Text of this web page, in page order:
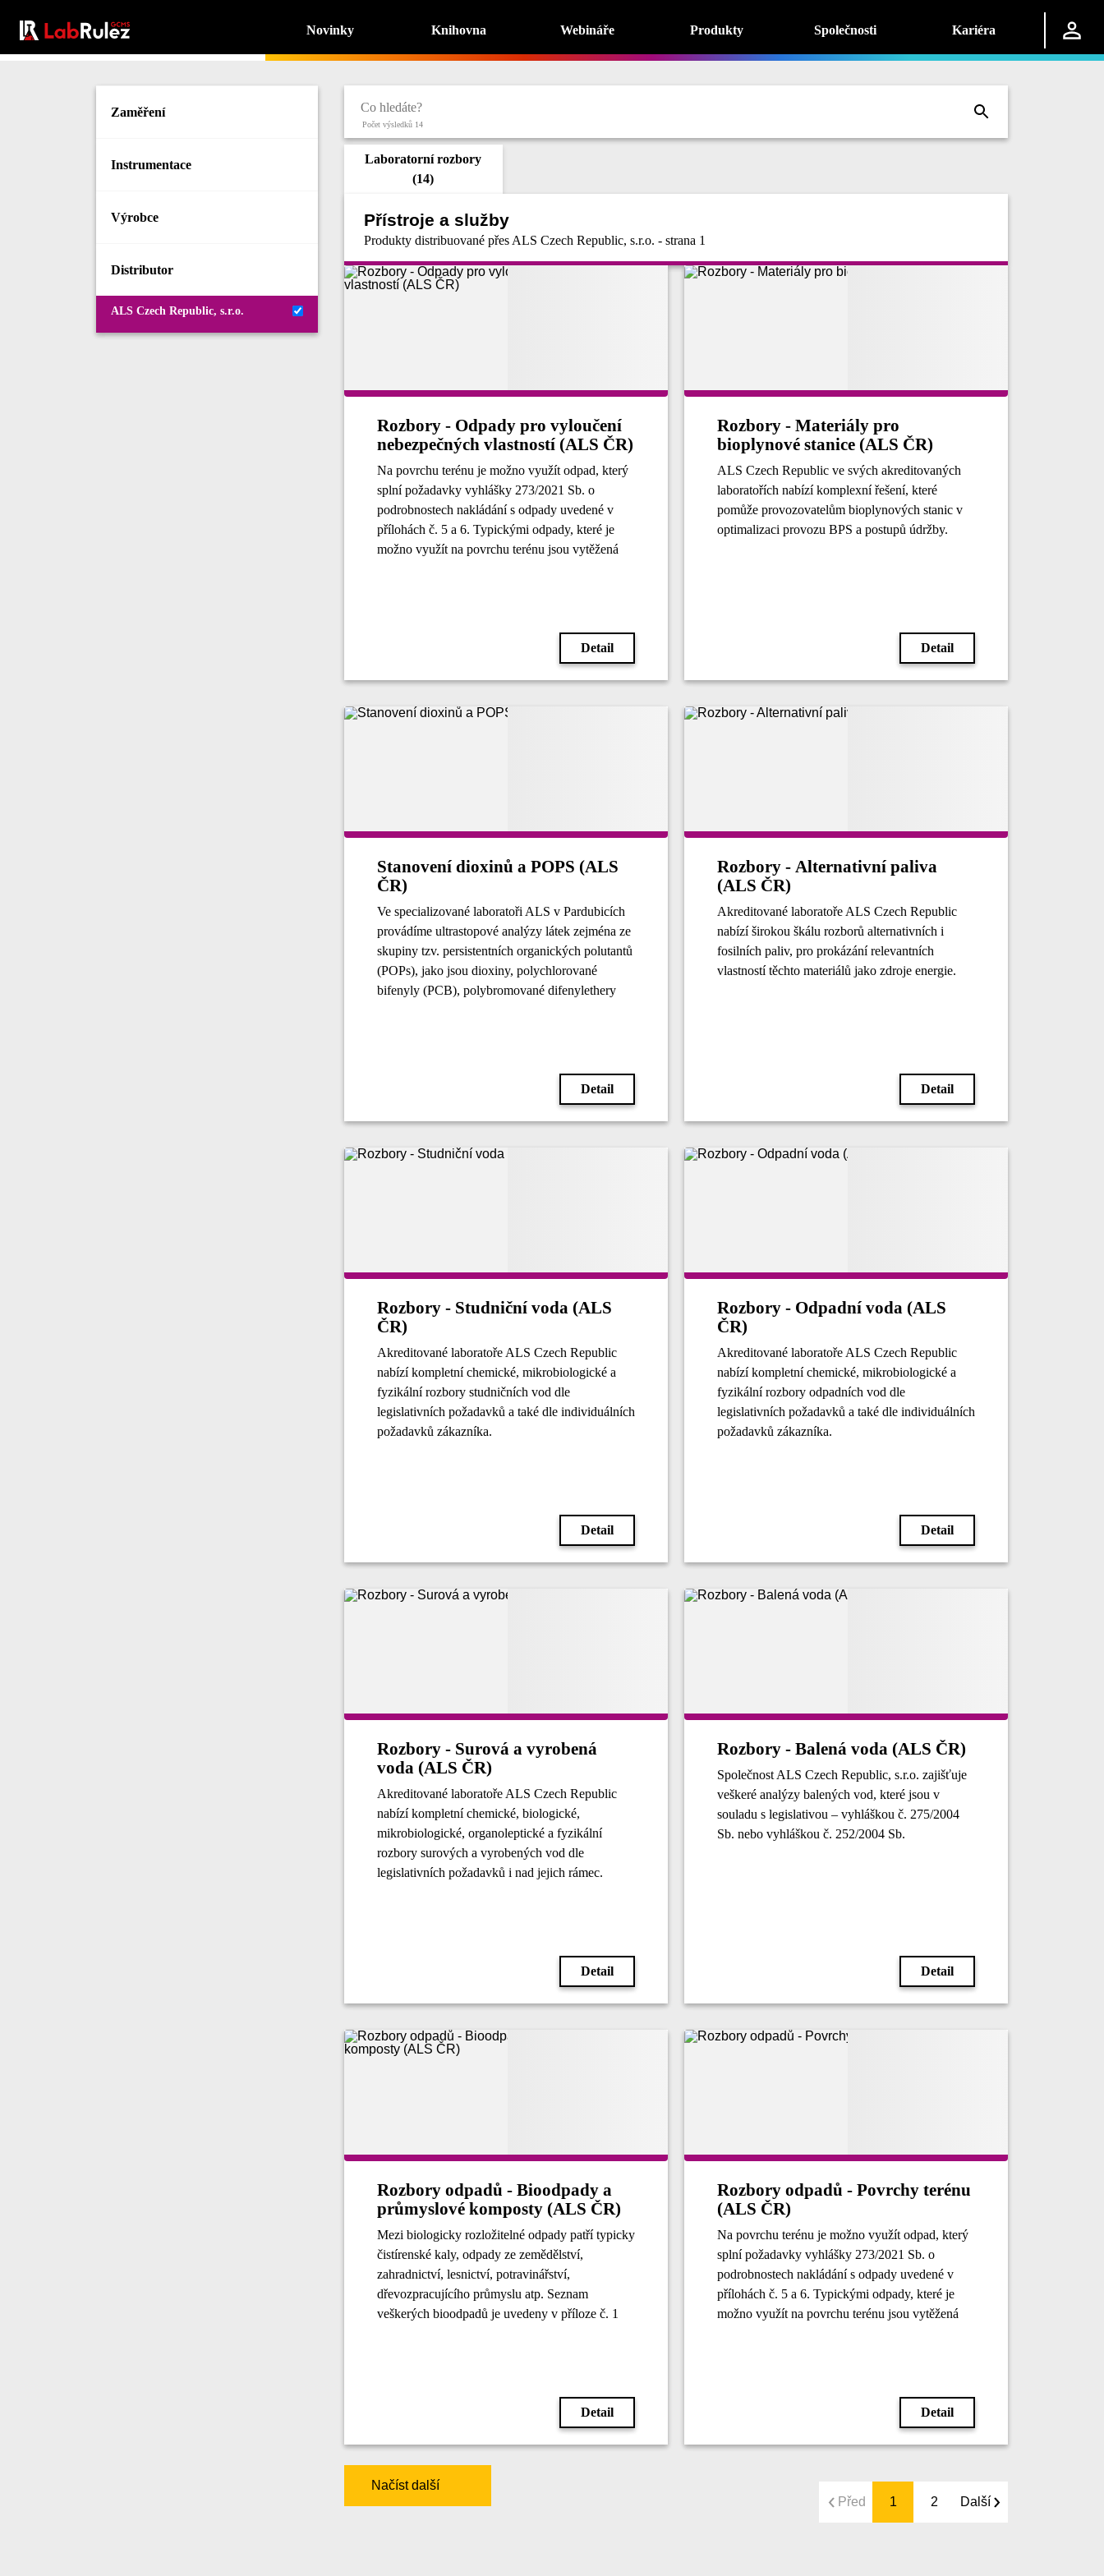
Novinky Knihovna Webináře Produkty Společnosti Kariéra
Zaměření
Instrumentace
Výrobce
Distributor
ALS Czech Republic, s.r.o.
Počet výsledků 14
Laboratorní rozbory
(14)
Přístroje a služby
Produkty distribuované přes ALS Czech Republic, s.r.o. - strana 1
Rozbory - Odpady pro vyloučení
nebezpečných vlastností (ALS ČR)
Na povrchu terénu je možno využít odpad, který
splní požadavky vyhlášky 273/2021 Sb. o
podrobnostech nakládání s odpady uvedené v
přílohách č. 5 a 6. Typickými odpady, které je
možno využít na povrchu terénu jsou vytěžená
Detail
Rozbory - Materiály pro
bioplynové stanice (ALS ČR)
ALS Czech Republic ve svých akreditovaných
laboratořích nabízí komplexní řešení, které
pomůže provozovatelům bioplynových stanic v
optimalizaci provozu BPS a postupů údržby.
Detail
Stanovení dioxinů a POPS (ALS
ČR)
Ve specializované laboratoři ALS v Pardubicích
provádíme ultrastopové analýzy látek zejména ze
skupiny tzv. persistentních organických polutantů
(POPs), jako jsou dioxiny, polychlorované
bifenyly (PCB), polybromované difenylethery
souladu s normami US EPA, EN a ČSN ISO.
Detail
Rozbory - Alternativní paliva
(ALS ČR)
Akreditované laboratoře ALS Czech Republic
nabízí širokou škálu rozborů alternativních i
fosilních paliv, pro prokázání relevantních
vlastností těchto materiálů jako zdroje energie.
Detail
Rozbory - Studniční voda (ALS
ČR)
Akreditované laboratoře ALS Czech Republic
nabízí kompletní chemické, mikrobiologické a
fyzikální rozbory studničních vod dle
legislativních požadavků a také dle individuálních
požadavků zákazníka.
Detail
Rozbory - Odpadní voda (ALS
ČR)
Akreditované laboratoře ALS Czech Republic
nabízí kompletní chemické, mikrobiologické a
fyzikální rozbory odpadních vod dle
legislativních požadavků a také dle individuálních
požadavků zákazníka.
Detail
Rozbory - Surová a vyrobená
voda (ALS ČR)
Akreditované laboratoře ALS Czech Republic
nabízí kompletní chemické, biologické,
mikrobiologické, organoleptické a fyzikální
rozbory surových a vyrobených vod dle
legislativních požadavků i nad jejich rámec.
Detail
Rozbory - Balená voda (ALS ČR)
Společnost ALS Czech Republic, s.r.o. zajišťuje
veškeré analýzy balených vod, které jsou v
souladu s legislativou – vyhláškou č. 275/2004
Sb. nebo vyhláškou č. 252/2004 Sb.
Detail
Rozbory odpadů - Bioodpady a
průmyslové komposty (ALS ČR)
Mezi biologicky rozložitelné odpady patří typicky
čistírenské kaly, odpady ze zemědělství,
zahradnictví, lesnictví, potravinářství,
dřevozpracujícího průmyslu atp. Seznam
veškerých bioodpadů je uvedeny v příloze č. 1
Detail
Rozbory odpadů - Povrchy terénu
(ALS ČR)
Na povrchu terénu je možno využít odpad, který
splní požadavky vyhlášky 273/2021 Sb. o
podrobnostech nakládání s odpady uvedené v
přílohách č. 5 a 6. Typickými odpady, které je
možno využít na povrchu terénu jsou vytěžená
Detail
Před 1 2 Další
Načíst další